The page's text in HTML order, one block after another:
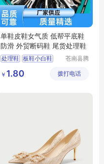
单鞋皮鞋女气质 低帮平底鞋
防滑 外贸断码鞋 尾货处理鞋
处理鞋 板鞋小白鞋
运动鞋男
苍南县腾
务商行
￥ 1.80 拨打电话